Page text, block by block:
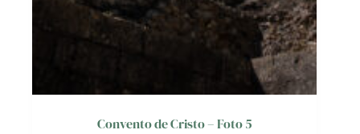
Convento de Cristo – Foto 5